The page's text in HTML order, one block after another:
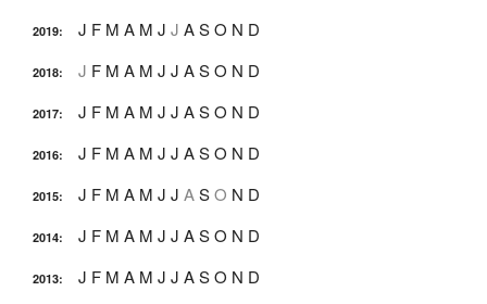
2019: J F M A M J J ASO N D
2018: J F M A M J J ASO N D
2017: J F M A M J J ASO N D
2016: J F M A M J J ASO N D
2015: J F M A M J J ASO N D
2014: J F M A M J J ASO N D
2013: J F M A M J J ASO N D